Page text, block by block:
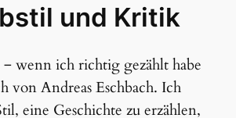
und Kritik
wenn ich richtig gezählt habe
von Andreas Eschbach. Ich
eine Geschichte zu erzählen,